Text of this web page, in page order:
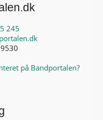
245
på Bandportalen?